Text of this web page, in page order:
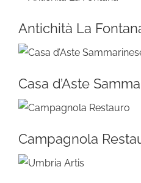
Antichità La
Casa d’Aste
Campagnola